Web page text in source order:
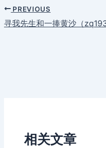
PREVIOUS
寻我先生和一捧黄沙（
相关文章